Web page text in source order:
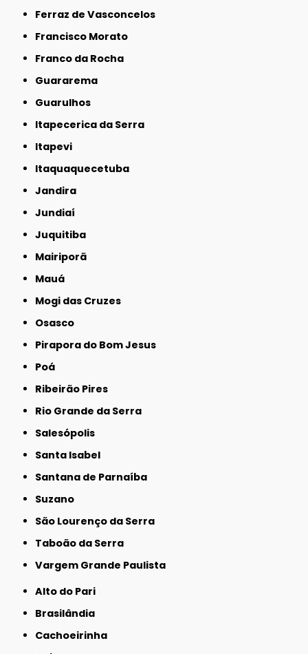
Ferraz de Vasconcelos
Francisco Morato
Franco da Rocha
Guararema
Guarulhos
Itapecerica da Serra
Itapevi
Itaquaquecetuba
Jandira
Jundiaí
Juquitiba
Mairiporã
Mauá
Mogi das Cruzes
Osasco
Pirapora do Bom Jesus
Poá
Ribeirão Pires
Rio Grande da Serra
Salesópolis
Santa Isabel
Santana de Parnaíba
Suzano
São Lourenço da Serra
Taboão da Serra
Vargem Grande Paulista
Alto do Pari
Brasilândia
Cachoeirinha